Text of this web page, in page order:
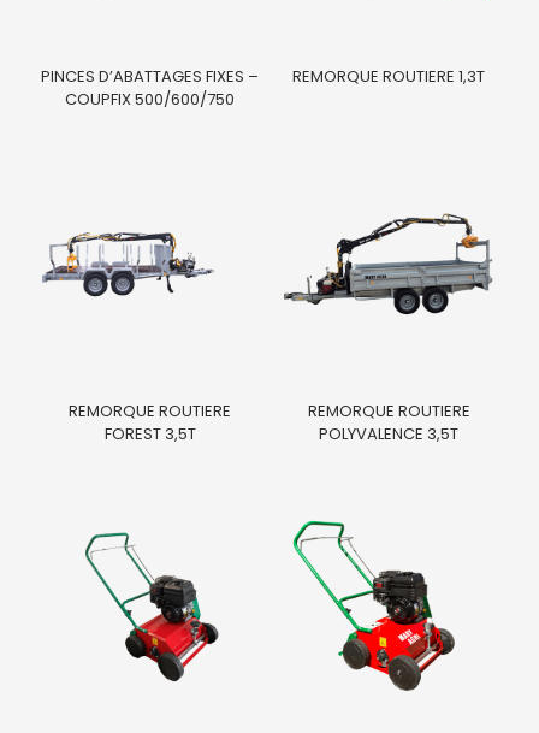
PINCES D’ABATTAGES FIXES –
COUPFIX 500/600/750
REMORQUE ROUTIERE 1,3T
REMORQUE ROUTIERE
FOREST 3,5T
REMORQUE ROUTIERE
POLYVALENCE 3,5T